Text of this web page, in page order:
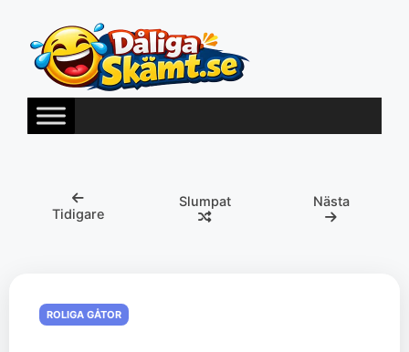
innehåll
Tidigare
Slumpat Nästa
ROLIGA GÅTOR